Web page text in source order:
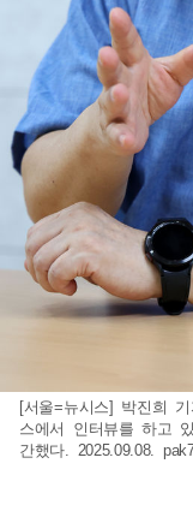
[서울=뉴시스] 박진희
스에서 인터뷰를 하고
간했다. 2025.09.08.